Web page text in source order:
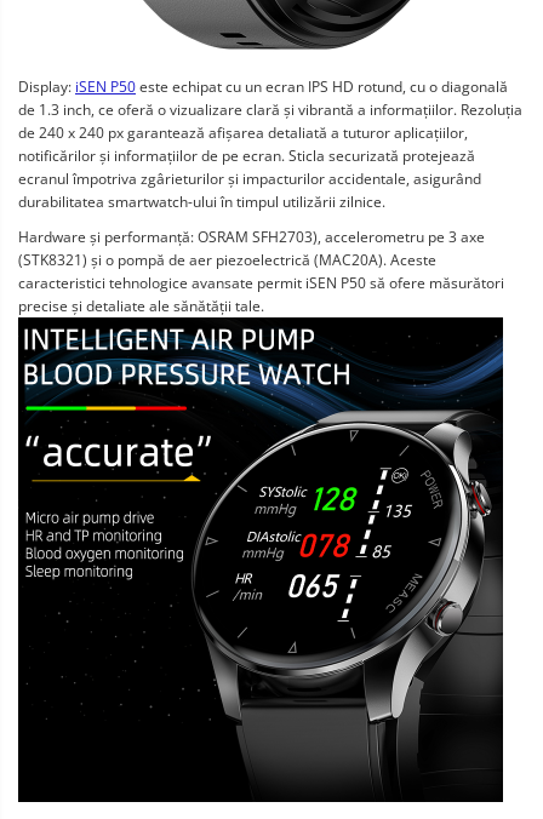
Display: iSEN P50este echipat cu un ecran IPS HD rotund, cu o diagonală
de 1.3 inch, ce oferă o vizualizare clară și vibrantă a informațiilor. Rezoluția
de 240 x 240 px garantează afișarea detaliată a tuturor aplicațiilor,
notificărilor și informațiilor de pe ecran. Sticla securizată protejează
ecranul împotriva zgârieturilor și impacturilor accidentale, asigurând
durabilitatea smartwatch-ului în timpul utilizării zilnice.
Hardware și performanță: OSRAM SFH2703), accelerometru pe 3 axe
(STK8321) și o pompă de aer piezoelectrică (MAC20A). Aceste
caracteristici tehnologice avansate permit iSEN P50 să ofere măsurători
precise și detaliate ale sănătății tale.